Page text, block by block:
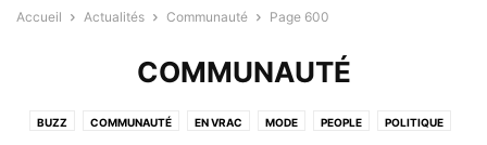
Accueil Actualités Communauté Page 600
COMMUNAUTÉ
BUZZ COMMUNAUTÉ EN VRAC MODE PEOPLE POLITIQUE